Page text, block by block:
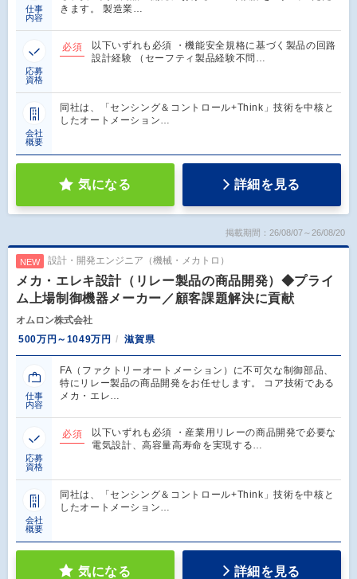
仕事
内容
きます。 製造業…
応募
資格
必須
以下いずれも必須 ・機能安全規格に基づく製品の回路
設計経験 （セーフティ製品経験不問…
会社
概要
同社は、「センシング＆コントロール+Think」技術を中核と
したオートメーション…
気になる 詳細を見る
掲載期間：26/08/07～26/08/20
NEW 設計・開発エンジニア（機械・メカトロ）
メカ・エレキ設計（リレー製品の商品開発）◆プライ
ム上場制御機器メーカー／顧客課題解決に貢献
オムロン株式会社
500万円～1049万円
滋賀県
仕事
内容
FA（ファクトリーオートメーション）に不可欠な制御部品、
特にリレー製品の商品開発をお任せします。 コア技術である
メカ・エレ…
応募
資格
必須
以下いずれも必須 ・産業用リレーの商品開発で必要な
電気設計、高容量高寿命を実現する…
会社
概要
同社は、「センシング＆コントロール+Think」技術を中核と
したオートメーション…
気になる 詳細を見る